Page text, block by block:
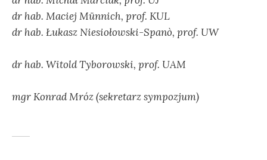
dr hab. Maciej Münnich, prof. KUL
dr hab. Łukasz Niesiołowski-Spanò, prof. UW
dr hab. Witold Tyborowski, prof. UAM
mgr Konrad Mróz (sekretarz sympozjum)